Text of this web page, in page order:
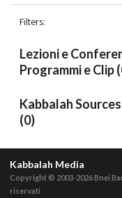
Filters:
Lezioni e
Programmi e Clip
Kabbalah
(0)
Kabbalah Media
Copyright © 2003-2026Bnei
riservati